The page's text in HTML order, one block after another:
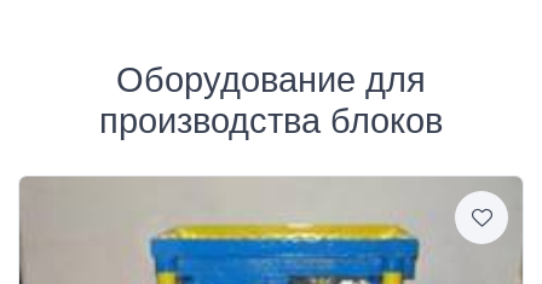
Оборудование для
производства блоков